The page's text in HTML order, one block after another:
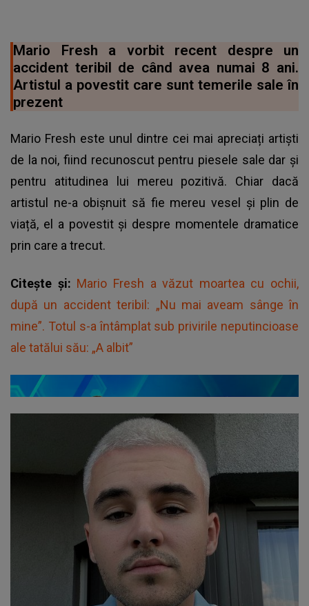
Mario Fresh a vorbit recent despre un
accident teribil de când avea numai 8 ani.
Artistul a povestit care sunt temerile sale în
prezent
Mario Fresh este unul dintre cei mai apreciați artiști
de la noi, fiind recunoscut pentru piesele sale dar și
pentru atitudinea lui mereu pozitivă. Chiar dacă
artistul ne-a obișnuit să fie mereu vesel și plin de
viață, el a povestit și despre momentele dramatice
prin care a trecut.
Citește și: Mario Fresh a văzut moartea cu ochii,
după un accident teribil: „Nu mai aveam sânge în
mine”. Totul s-a întâmplat sub privirile neputincioase
ale tatălui său: „A albit”